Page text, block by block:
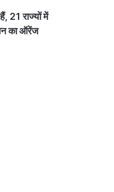
21 राज्यों में
का ऑरेंज